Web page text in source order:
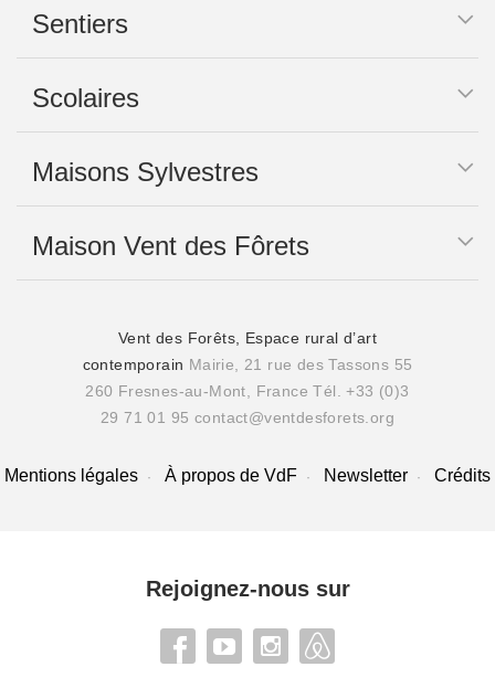
Sentiers
Scolaires
Maisons Sylvestres
Maison Vent des Fôrets
Vent des Forêts, Espace rural d’art
contemporain Mairie, 21 rue des Tassons 55
260 Fresnes-au-Mont, France Tél. +33 (0)3
29 71 01 95 contact@ventdesforets.org
Mentions légales À propos de VdF Newsletter Crédits
Rejoignez-nous sur